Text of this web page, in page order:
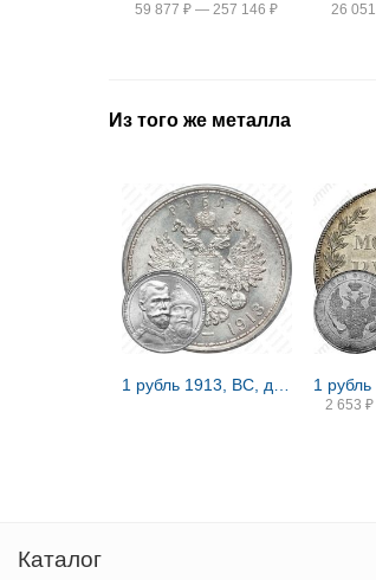
59 877 ₽ — 257 146 ₽ 26 051
Из того же металла
2 653 ₽
Каталог